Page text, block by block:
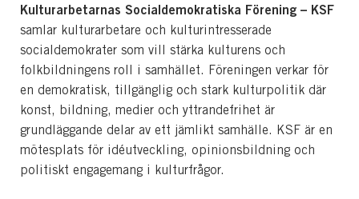
Kulturarbetarnas Socialdemokratiska Förening – KSF
samlar kulturarbetare och kulturintresserade
socialdemokrater som vill stärka kulturens och
folkbildningens roll i samhället. Föreningen verkar för
en demokratisk, tillgänglig och stark kulturpolitik där
konst, bildning, medier och yttrandefrihet är
grundläggande delar av ett jämlikt samhälle. KSF är en
mötesplats för idéutveckling, opinionsbildning och
politiskt engagemang i kulturfrågor.